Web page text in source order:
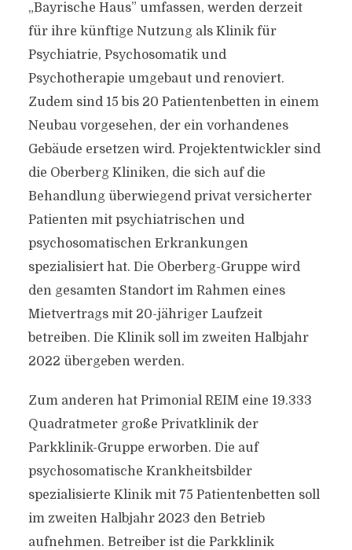
„Bayrische Haus” umfassen, werden derzeit
für ihre künftige Nutzung als Klinik für
Psychiatrie, Psychosomatik und
Psychotherapie umgebaut und renoviert.
Zudem sind 15 bis 20 Patientenbetten in einem
Neubau vorgesehen, der ein vorhandenes
Gebäude ersetzen wird. Projektentwickler sind
die Oberberg Kliniken, die sich auf die
Behandlung überwiegend privat versicherter
Patienten mit psychiatrischen und
psychosomatischen Erkrankungen
spezialisiert hat. Die Oberberg-Gruppe wird
den gesamten Standort im Rahmen eines
Mietvertrags mit 20-jähriger Laufzeit
betreiben. Die Klinik soll im zweiten Halbjahr
2022 übergeben werden.
Zum anderen hat Primonial REIM eine 19.333
Quadratmeter große Privatklinik der
Parkklinik-Gruppe erworben. Die auf
psychosomatische Krankheitsbilder
spezialisierte Klinik mit 75 Patientenbetten soll
im zweiten Halbjahr 2023 den Betrieb
aufnehmen. Betreiber ist die Parkklinik